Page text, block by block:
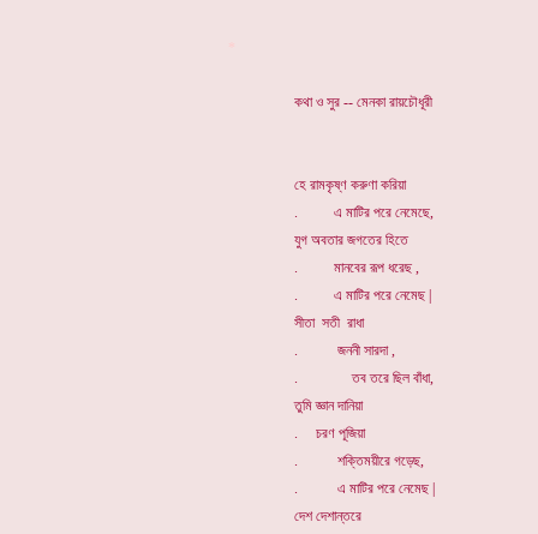
কথা ও সুর -- মেনকা রায়চৌধূরী
হে রামকৃষ্ণ করুণা করিয়া
. এ মাটির পরে নেমেছে,
যুগ অবতার জগতের হিতে
. মানবের রূপ ধরেছ ,
. এ মাটির পরে নেমেছ |
সীতা সতী রাধা
. জননী সারদা ,
. তব তরে ছিল বাঁধা,
তুমি জ্ঞান দানিয়া
. চরণ পূজিয়া
. শক্তিময়ীরে গড়েছ,
. এ মাটির পরে নেমেছ |
দেশ দেশান্তরে